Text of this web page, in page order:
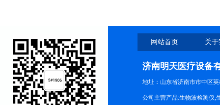
网站首页 关
济南明天医疗设备
地址：山东省济南市市中区
公司主营产品:生物波检测仪,